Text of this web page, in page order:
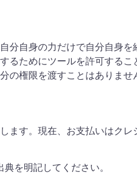
自身の力だけで自分自身
ためにツールを許可する
の権限を渡すことはありま
す。現在、お支払いはク
を明記してください。